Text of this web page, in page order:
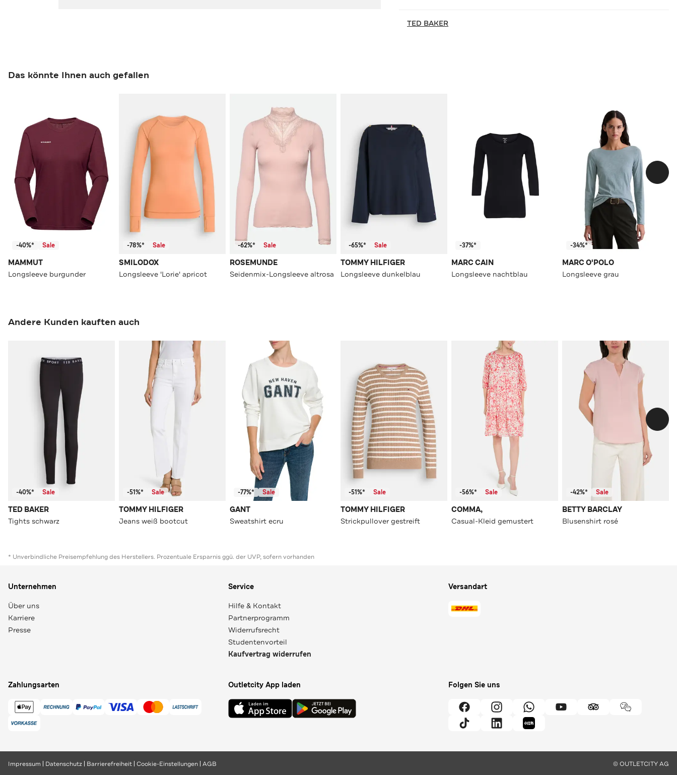
TED BAKER
Das könnte Ihnen auch gefallen
-40%* Sale
MAMMUT
Longsleeve burgunder
-78%* Sale
SMILODOX
Longsleeve 'Lorie' apricot
-62%* Sale
ROSEMUNDE
Seidenmix-Longsleeve altrosa
-65%* Sale
TOMMY HILFIGER
Longsleeve dunkelblau
-37%*
MARC CAIN
Longsleeve nachtblau
-34%*
MARC O'POLO
Longsleeve grau
Andere Kunden kauften auch
-40%* Sale
TED BAKER
Tights schwarz
-51%* Sale
TOMMY HILFIGER
Jeans weiß bootcut
-77%* Sale
GANT
Sweatshirt ecru
-51%* Sale
TOMMY HILFIGER
Strickpullover gestreift
-56%* Sale
COMMA,
Casual-Kleid gemustert
-42%* Sale
BETTY BARCLAY
Blusenshirt rosé
* Unverbindliche Preisempfehlung des Herstellers. Prozentuale Ersparnis ggü. der UVP, sofern vorhanden
Unternehmen
Über uns
Karriere
Presse
Service
Hilfe & Kontakt
Partnerprogramm
Widerrufsrecht
Studentenvorteil
Kaufvertrag widerrufen
Versandart
Zahlungsarten Outletcity App laden Folgen Sie uns
Impressum Datenschutz Barrierefreiheit Cookie-Einstellungen AGB © OUTLETCITY AG